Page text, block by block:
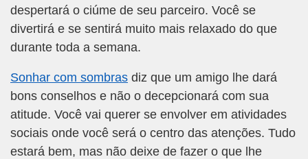
despertará o ciúme de seu parceiro. Você se
divertirá e se sentirá muito mais relaxado do que
durante toda a semana.
Sonhar com sombras diz que um amigo lhe dará
bons conselhos e não o decepcionará com sua
atitude. Você vai querer se envolver em atividades
sociais onde você será o centro das atenções. Tudo
estará bem, mas não deixe de fazer o que lhe